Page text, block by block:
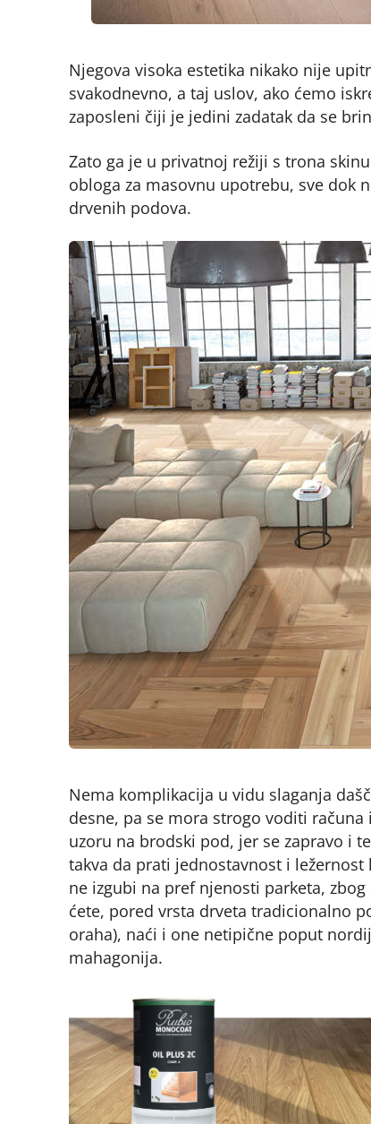
Njegova visoka estetika nikako nije
svakodnevno, a taj uslov, ako ćemo
zaposleni čiji je jedini zadatak da se
Zato ga je u privatnoj režiji s trona
obloga za masovnu upotrebu, sve dok
drvenih podova.
Nema komplikacija u vidu slaganja
desne, pa se mora strogo voditi
uzoru na brodski pod, jer se zapravo i
takva da prati jednostavnost i
ne izgubi na pref njenosti parketa,
ćete, pored vrsta drveta tradicionalno
oraha), naći i one netipične poput
mahagonija.